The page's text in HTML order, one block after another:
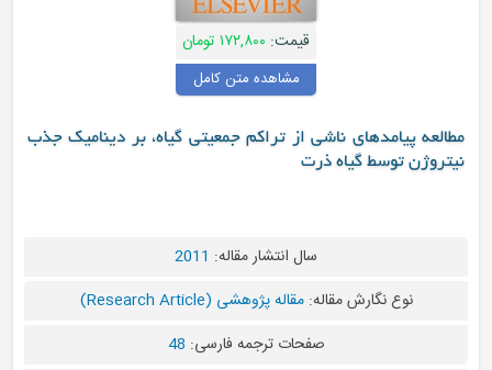
۱۷۲,۸۰۰ تومان
مشاهده متن کامل
پیامدهای ناشی از تراکم جمعیتی گیاه، بر دینامیک جذب
توسط گیاه ذرت
سال انتشار مقاله:2011
نوع نگارش مقاله:مقاله پژوهشی (Research Article)
صفحات ترجمه فارسی:48